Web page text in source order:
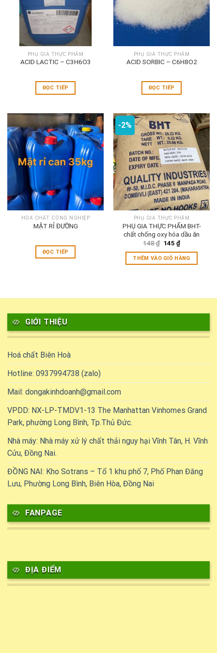
PHỤ GIA THỰC PHẨM
ACID LACTIC – C3H6O3
ĐỌC TIẾP
PHỤ GIA THỰC PHẨM
ACID SORBIC – C6H8O2
ĐỌC TIẾP
HÓA CHẤT CÔNG NGHIỆP
MẬT RỈ ĐƯỜNG
ĐỌC TIẾP
-2%
PHỤ GIA THỰC PHẨM
PHỤ GIA THỰC PHẨM BHT-
chất chống oxy hóa dầu ăn
148₫ Giá
là:
148 ₫.
145₫Giá
tại
là:
THÊM VÀO GIỎ HÀNG
GIỚI THIỆU
Hoá chất Biên Hoà
Hotline: 0937994738 (zalo)
Mail: dongakinhdoanh@gmail.com
VPDD: NX-LP-TMDV1-13 The Manhattan Vinhomes Grand
Park, phường Long Bình, Tp.Thủ Đức.
Nhà máy: Nhà máy xử lý chất thải nguy hại Vĩnh Tân, H. Vĩnh
Cửu, Đồng Nai.
ĐỒNG NAI: Kho Sotrans – Tổ 1 khu phố 7, Phố Phan Đăng
Lưu, Phường Long Bình, Biên Hòa, Đồng Nai
FANPAGE
ĐỊA ĐIỂM